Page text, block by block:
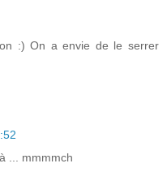
:) On a envie de le serrer
... mmmmch